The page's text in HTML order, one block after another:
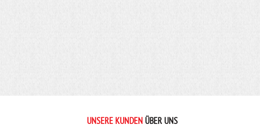
UNSERE KUNDENÜBER UNS